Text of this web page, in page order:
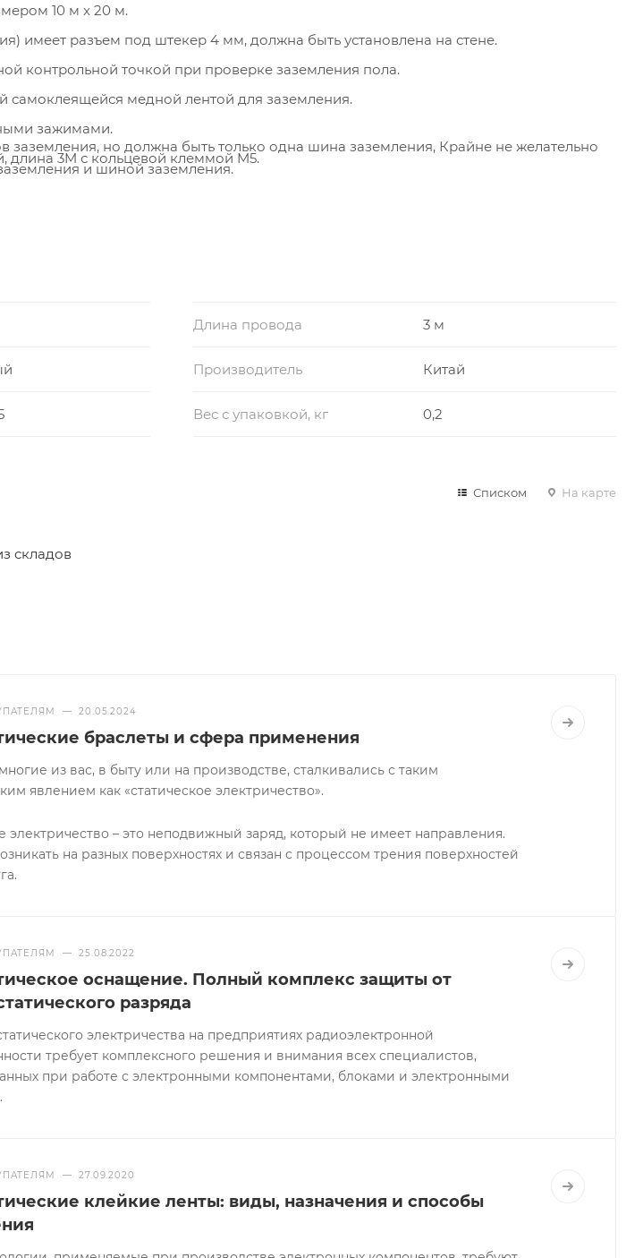
10 м x 20 м.
имеет разъем под штекер 4 мм, должна быть установлена на стене.
контрольной точкой при проверке заземления пола.
самоклеящейся медной лентой для заземления.
зажимами.
3M с кольцевой клеммой M5.
заземления, но должна быть только одна шина заземления, Крайне не желательно
и шиной заземления.
Длина провода 3 м
Производитель Китай
Вес с упаковкой, кг 0,2
Списком На карте
складов
— 20.05.2024
браслеты и сфера применения
из вас, в быту или на производстве, сталкивались с таким
явлением как «статическое электричество».
электричество – это неподвижный заряд, который не имеет направления.
на разных поверхностях и связан с процессом трения поверхностей
— 25.08.2022
оснащение. Полный комплекс защиты от
разряда
электричества на предприятиях радиоэлектронной
требует комплексного решения и внимания всех специалистов,
при работе с электронными компонентами, блоками и электронными
— 27.09.2020
клейкие ленты: виды, назначения и способы